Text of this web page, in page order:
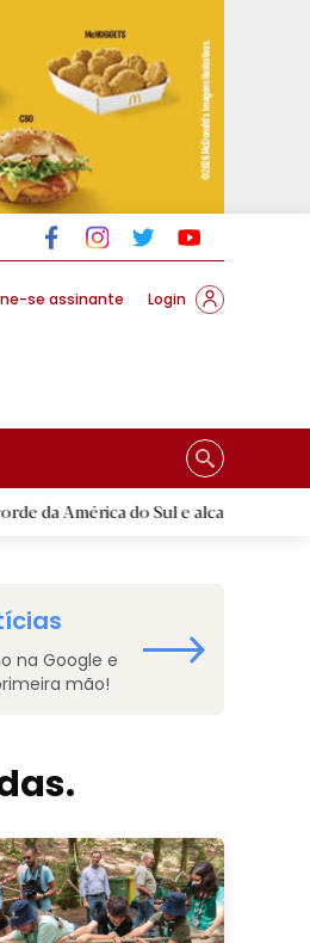
se assinante Login
do Sul e alcança segunda melhor
na Google e
mão!